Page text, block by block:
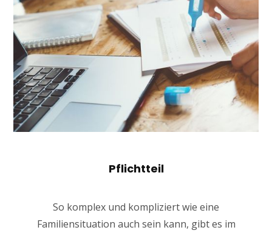
Pflichtteil
So komplex und kompliziert wie eine
Familiensituation auch sein kann, gibt es im